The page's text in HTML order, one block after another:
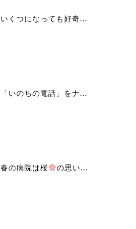
いくつになっても好奇...
「いのちの電話」をナ...
春の病院は桜 の思い...